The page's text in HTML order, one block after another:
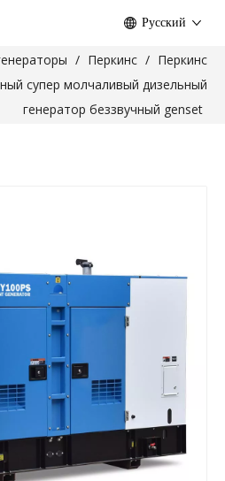
Pусский
/ Перкинс / Перкинс
супер молчаливый дизельный
генератор беззвучный genset